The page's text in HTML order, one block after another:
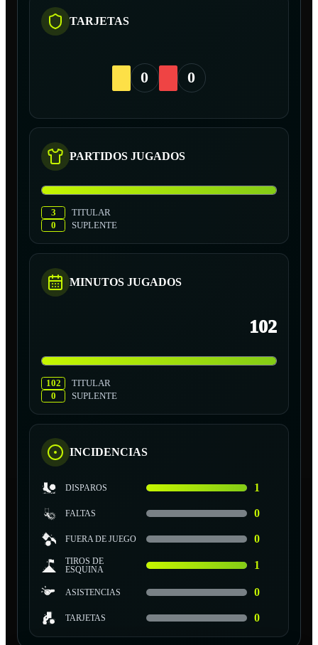
TARJETAS
0 0
PARTIDOS JUGADOS
3
TITULAR
0
SUPLENTE
MINUTOS JUGADOS
102
102
TITULAR
0
SUPLENTE
INCIDENCIAS
DISPAROS 1
FALTAS 0
FUERA DE JUEGO 0
TIROS DE
ESQUINA
1
ASISTENCIAS 0
TARJETAS 0